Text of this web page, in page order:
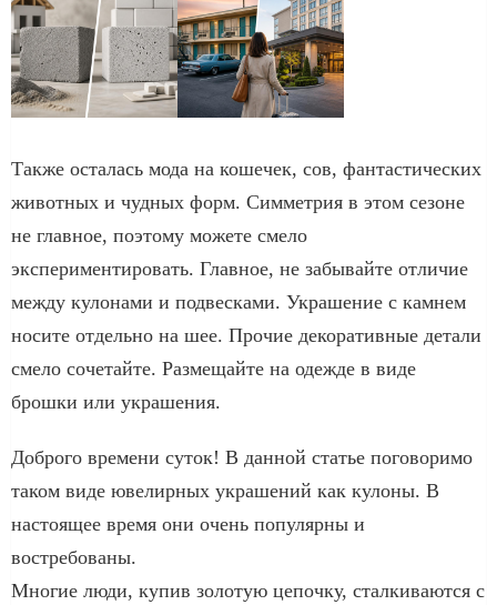
Также осталась мода на кошечек, сов, фантастических
животных и чудных форм. Симметрия в этом сезоне
не главное, поэтому можете смело
экспериментировать. Главное, не забывайте отличие
между кулонами и подвесками. Украшение с камнем
носите отдельно на шее. Прочие декоративные детали
смело сочетайте. Размещайте на одежде в виде
брошки или украшения.
Доброго времени суток! В данной статье поговоримо
таком виде ювелирных украшений как кулоны. В
настоящее время они очень популярны и
востребованы.
Многие люди, купив золотую цепочку, сталкиваются с